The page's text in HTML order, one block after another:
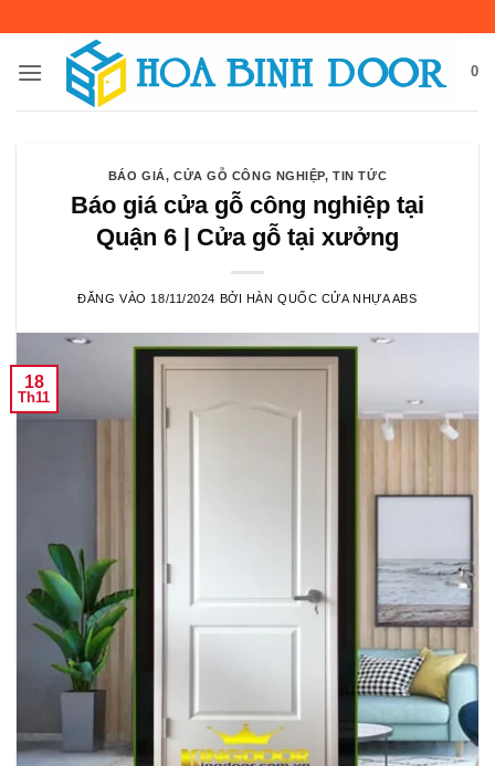
nội
0
BÁO GIÁ, CỬA GỖ CÔNG NGHIỆP,TIN TỨC
Báo giá cửa gỗ công nghiệp tại
Quận 6 | Cửa gỗ tại xưởng
ĐĂNG VÀO 18/11/2024 BỞI HÀN QUỐC CỬA NHỰA ABS
18
Th11